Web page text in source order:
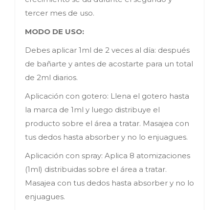
tercer mes de uso.
MODO DE USO:
Debes aplicar 1ml de 2 veces al día: después
de bañarte y antes de acostarte para un total
de 2ml diarios.
Aplicación con gotero: Llena el gotero hasta
la marca de 1ml y luego distribuye el
producto sobre el área a tratar. Masajea con
tus dedos hasta absorber y no lo enjuagues.
Aplicación con spray: Aplica 8 atomizaciones
(1ml) distribuidas sobre el área a tratar.
Masajea con tus dedos hasta absorber y no lo
enjuagues.